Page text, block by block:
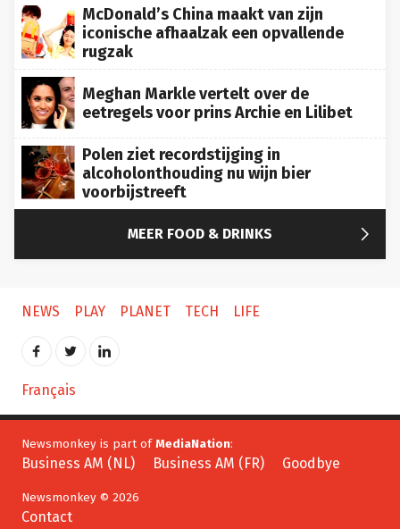
McDonald’s China maakt van zijn
iconische afhaalzak een opvallende
rugzak
Meghan Markle vertelt over de
eetregels voor prins Archie en Lilibet
Polen ziet recordstijging in
alcoholonthouding nu wijn bier
voorbijstreeft
MEER FOOD & DRINKS 
NEWS PLAY PLANET TECH LIFE
Français
Newsmonkey is part ofMediaNation:
Business AM (NL) Business AM (FR) Goodbye
Newsmonkey © 2026
Contact